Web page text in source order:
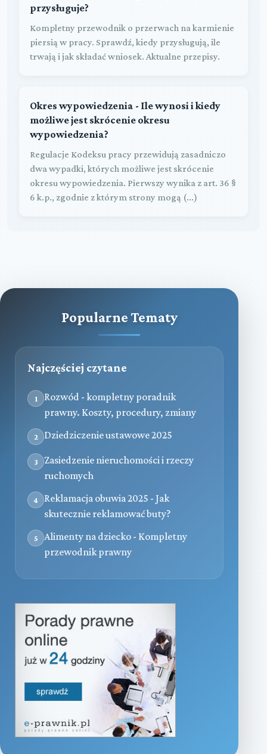
przysługuje?
Kompletny przewodnik o przerwach na karmienie
piersią w pracy. Sprawdź, kiedy przysługują, ile
trwają i jak składać wniosek. Aktualne przepisy.
Okres wypowiedzenia - Ile wynosi i kiedy
możliwe jest skrócenie okresu
wypowiedzenia?
Regulacje Kodeksu pracy przewidują zasadniczo
dwa wypadki, których możliwe jest skrócenie
okresu wypowiedzenia. Pierwszy wynika z art. 36 §
6 k.p., zgodnie z którym strony mogą (...)
Popularne Tematy
Najczęściej czytane
1
Rozwód - kompletny poradnik
prawny. Koszty, procedury, zmiany
2 Dziedziczenie ustawowe 2025
3
Zasiedzenie nieruchomości i rzeczy
ruchomych
4
Reklamacja obuwia 2025 - Jak
skutecznie reklamować buty?
5
Alimenty na dziecko - Kompletny
przewodnik prawny